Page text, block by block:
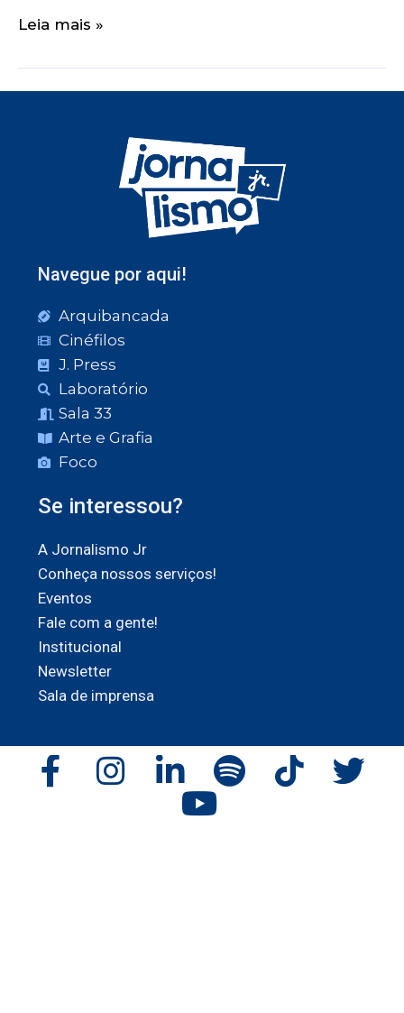
Leia mais »
Navegue por aqui!
Arquibancada
Cinéfilos
J. Press
Laboratório
Sala 33
Arte e Grafia
Foco
Se interessou?
A Jornalismo Jr
Conheça nossos serviços!
Eventos
Fale com a gente!
Institucional
Newsletter
Sala de imprensa